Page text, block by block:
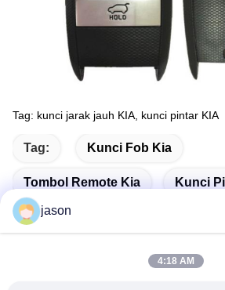
Tag: kunci jarak jauh KIA, kunci pintar KIA
Tag: Kunci Fob Kia
Tombol Remote Kia Kunci
jason
4:18 AM